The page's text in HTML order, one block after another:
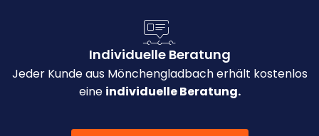
Individuelle Beratung
Jeder Kunde aus Mönchengladbach erhält kostenlos
eine individuelle Beratung.